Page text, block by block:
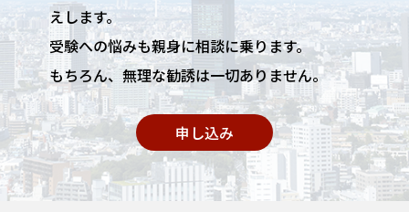
えします。
受験への悩みも親身に相談に乗ります。
もちろん、無理な勧誘は一切ありません。
申し込み